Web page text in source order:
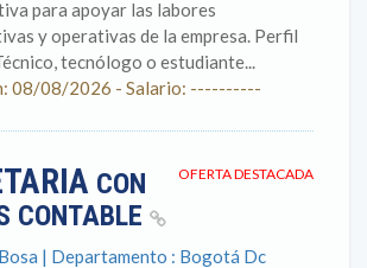
para apoyar las labores
y operativas de la empresa. Perfil
tecnólogo o estudiante...
08/08/2026 - Salario: ----------
OFERTA DESTACADA
CON
CONTABLE
| Departamento : Bogotá Dc